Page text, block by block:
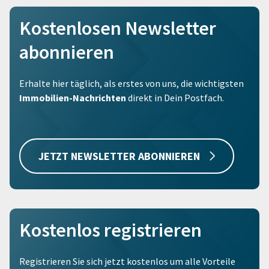
Kostenlosen Newsletter
abonnieren
Erhalte hier täglich, als erstes von uns, die wichtigsten
Immobilien-Nachrichten direkt in Dein Postfach.
JETZT NEWSLETTER ABONNIEREN
Kostenlos registrieren
Registrieren Sie sich jetzt kostenlos um alle Vorteile